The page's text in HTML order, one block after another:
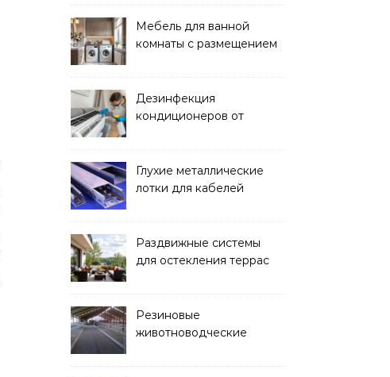
Мебель для ванной
комнаты с размещением
Дезинфекция
кондиционеров от
Глухие металлические
лотки для кабелей
Раздвижные системы
для остекления террас
Резиновые
животноводческие